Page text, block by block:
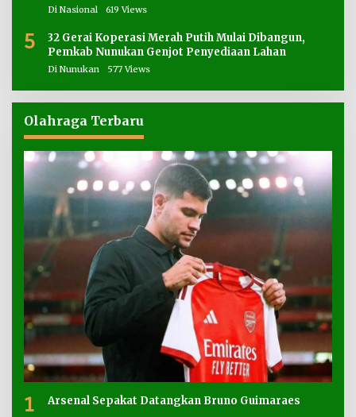
Di Nasional 619 Views
5
32 Gerai Koperasi Merah Putih Mulai Dibangun,
Pemkab Nunukan Genjot Penyediaan Lahan
Di Nunukan 577 Views
Olahraga Terbaru
1 Arsenal Sepakat Datangkan Bruno Guimaraes